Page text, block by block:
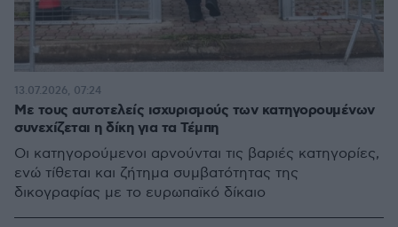
Με τους αυτοτελείς ισχυρισμούς των κατηγορουμένων
συνεχίζεται η δίκη για τα Τέμπη
Οι κατηγορούμενοι αρνούνται τις βαριές κατηγορίες,
ενώ τίθεται και ζήτημα συμβατότητας της
δικογραφίας με το ευρωπαϊκό δίκαιο
13.07.2026, 07:24